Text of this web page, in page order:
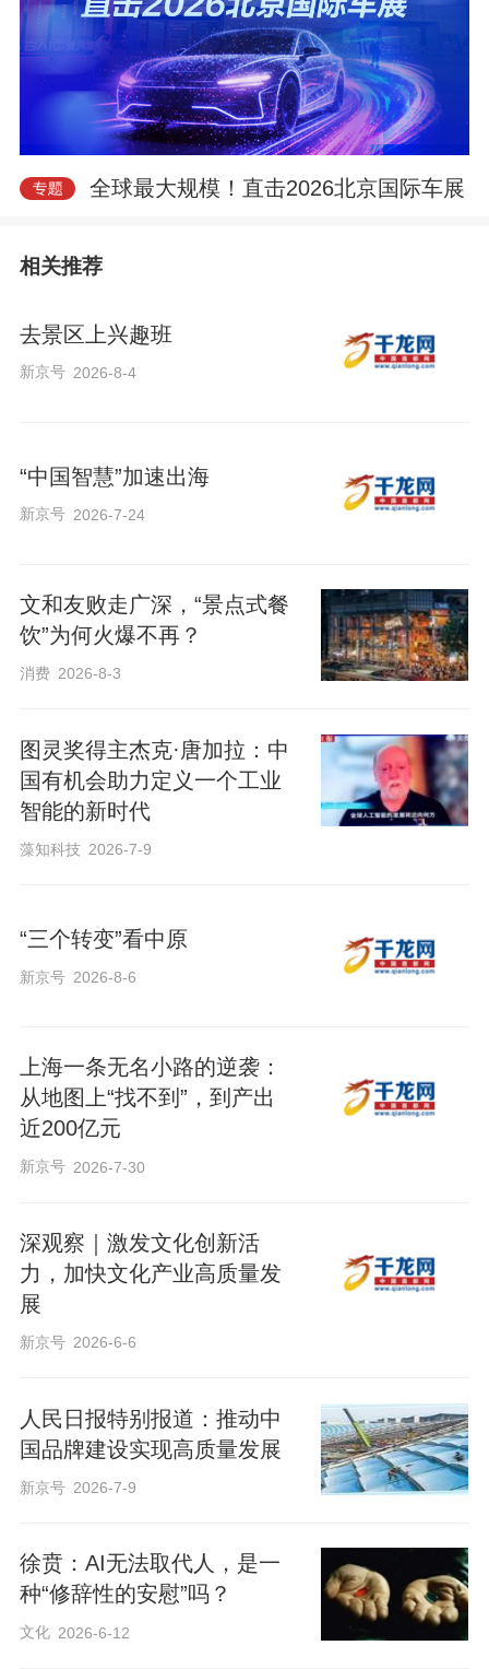
全球最大规模！直击2026北京国际车展
相关推荐
去景区上兴趣班
新京号 2026-8-4
“中国智慧”加速出海
新京号 2026-7-24
文和友败走广深，“景点式餐
饮”为何火爆不再？
消费 2026-8-3
图灵奖得主杰克·唐加拉：中
国有机会助力定义一个工业
智能的新时代
藻知科技 2026-7-9
“三个转变”看中原
新京号 2026-8-6
上海一条无名小路的逆袭：
从地图上“找不到”，到产出
近200亿元
新京号 2026-7-30
深观察｜激发文化创新活
力，加快文化产业高质量发
展
新京号 2026-6-6
人民日报特别报道：推动中
国品牌建设实现高质量发展
新京号 2026-7-9
徐贲：AI无法取代人，是一
种“修辞性的安慰”吗？
文化 2026-6-12